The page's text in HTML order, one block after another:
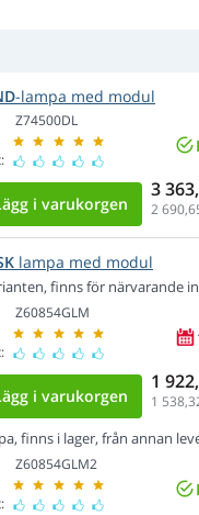
-lampa med modul
Z74500DL
3
2
lampa med modul
finns för närvarande
Z60854GLM
1
1
finns i lager, från annan
Z60854GLM2